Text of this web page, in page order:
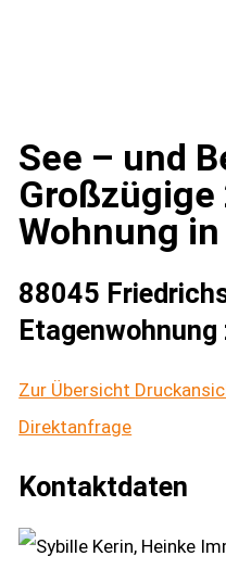
See – und
Wohnung
88045
Zur Übersicht
Direktanfrage
Kontaktdaten